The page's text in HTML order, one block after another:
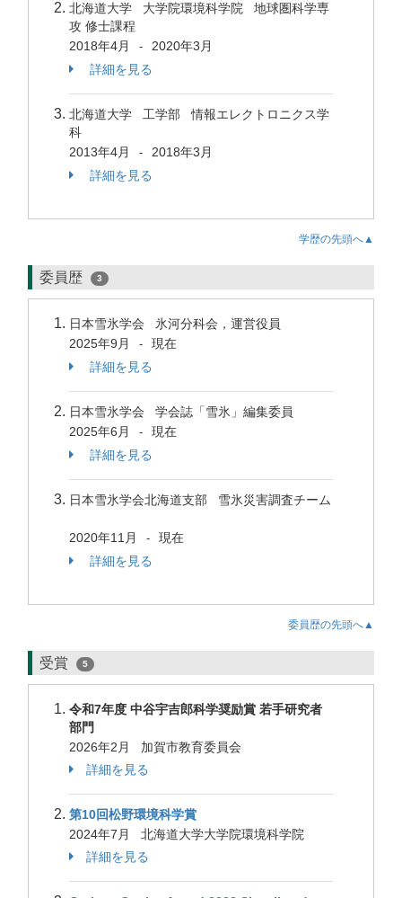
北海道大学 大学院環境科学院 地球圏科学専
攻 修士課程
2018年4月
-
2020年3月
詳細を見る
北海道大学 工学部 情報エレクトロニクス学
科
2013年4月
-
2018年3月
詳細を見る
学歴の先頭へ▲
委員歴 3
日本雪氷学会 氷河分科会，運営役員
2025年9月
-
現在
詳細を見る
日本雪氷学会 学会誌「雪氷」編集委員
2025年6月
-
現在
詳細を見る
日本雪氷学会北海道支部 雪氷災害調査チーム
2020年11月 -
現在
詳細を見る
委員歴の先頭へ▲
受賞 5
令和7年度 中谷宇吉郎科学奨励賞 若手研究者
部門
2026年2月 加賀市教育委員会
詳細を見る
第10回松野環境科学賞
2024年7月 北海道大学大学院環境科学院
詳細を見る